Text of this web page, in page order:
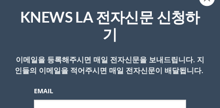
답글 남기기
이메일 주소는 공개되지 않습니다.
댓글*
KNEWS LA 전자신문 신청하
기
이메일을 등록해주시면 매일 전자신문을 보내드립니다. 지
인들의 이메일을 적어주시면 매일 전자신문이 배달됩니다.
EMAIL